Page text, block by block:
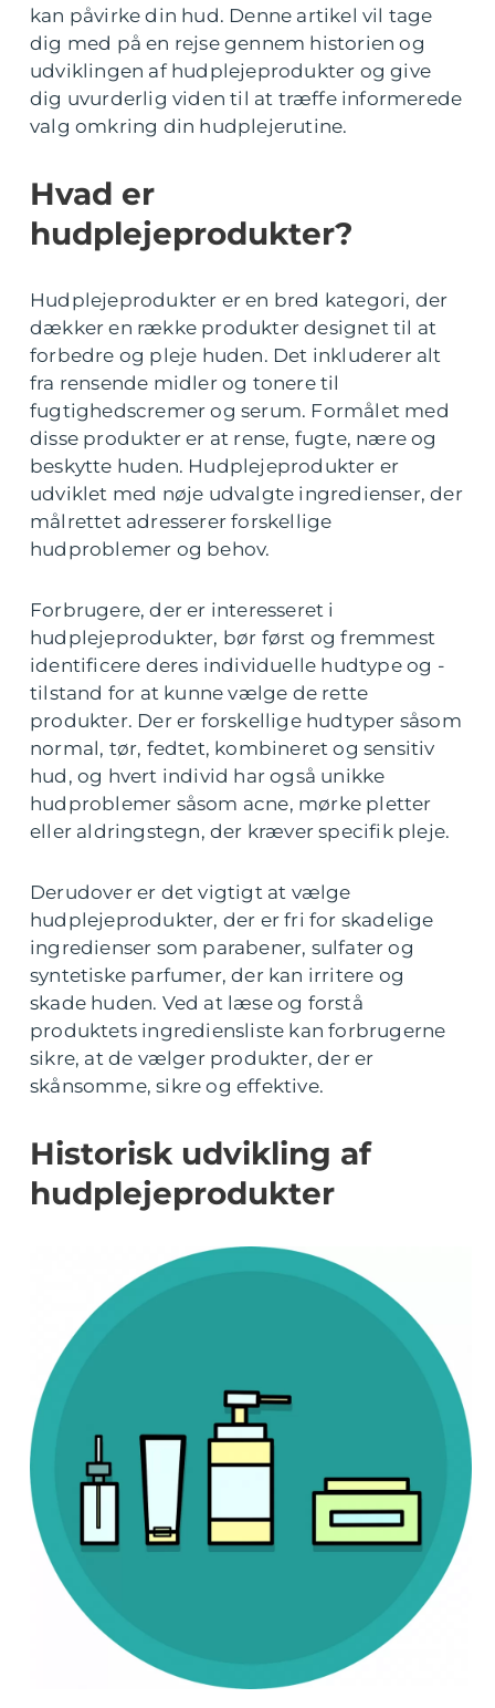
kan påvirke din hud. Denne artikel vil tage
dig med på en rejse gennem historien og
udviklingen af hudplejeprodukter og give
dig uvurderlig viden til at træffe informerede
valg omkring din hudplejerutine.
Hvad er
hudplejeprodukter?
Hudplejeprodukter er en bred kategori, der
dækker en række produkter designet til at
forbedre og pleje huden. Det inkluderer alt
fra rensende midler og tonere til
fugtighedscremer og serum. Formålet med
disse produkter er at rense, fugte, nære og
beskytte huden. Hudplejeprodukter er
udviklet med nøje udvalgte ingredienser, der
målrettet adresserer forskellige
hudproblemer og behov.
Forbrugere, der er interesseret i
hudplejeprodukter, bør først og fremmest
identificere deres individuelle hudtype og -
tilstand for at kunne vælge de rette
produkter. Der er forskellige hudtyper såsom
normal, tør, fedtet, kombineret og sensitiv
hud, og hvert individ har også unikke
hudproblemer såsom acne, mørke pletter
eller aldringstegn, der kræver specifik pleje.
Derudover er det vigtigt at vælge
hudplejeprodukter, der er fri for skadelige
ingredienser som parabener, sulfater og
syntetiske parfumer, der kan irritere og
skade huden. Ved at læse og forstå
produktets ingrediensliste kan forbrugerne
sikre, at de vælger produkter, der er
skånsomme, sikre og effektive.
Historisk udvikling af
hudplejeprodukter